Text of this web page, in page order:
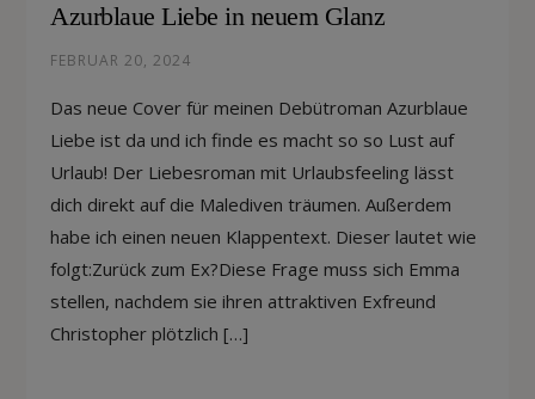
Azurblaue Liebe in neuem Glanz
FEBRUAR 20, 2024
Das neue Cover für meinen Debütroman Azurblaue
Liebe ist da und ich finde es macht so so Lust auf
Urlaub! Der Liebesroman mit Urlaubsfeeling lässt
dich direkt auf die Malediven träumen. Außerdem
habe ich einen neuen Klappentext. Dieser lautet wie
folgt:Zurück zum Ex?Diese Frage muss sich Emma
stellen, nachdem sie ihren attraktiven Exfreund
Christopher plötzlich […]